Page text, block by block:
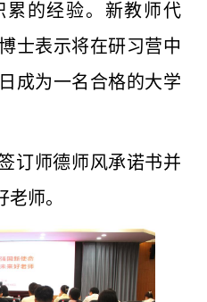
的经验。新教师代
士表示将在研习营中
成为一名合格的大学
订师德师风承诺书并
师。